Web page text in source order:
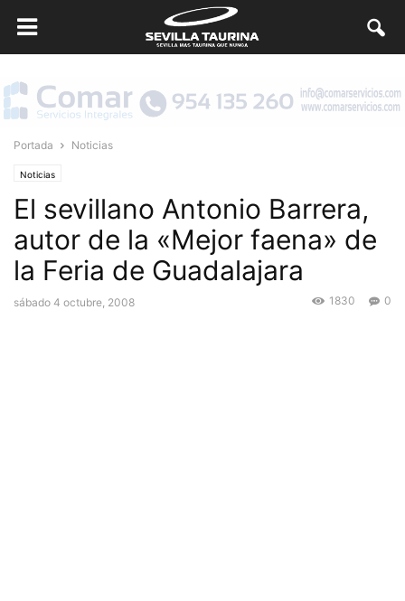
Portada Noticias
Noticias
El sevillano Antonio Barrera,
autor de la «Mejor faena» de
la Feria de Guadalajara
sábado 4 octubre, 2008 0
1830